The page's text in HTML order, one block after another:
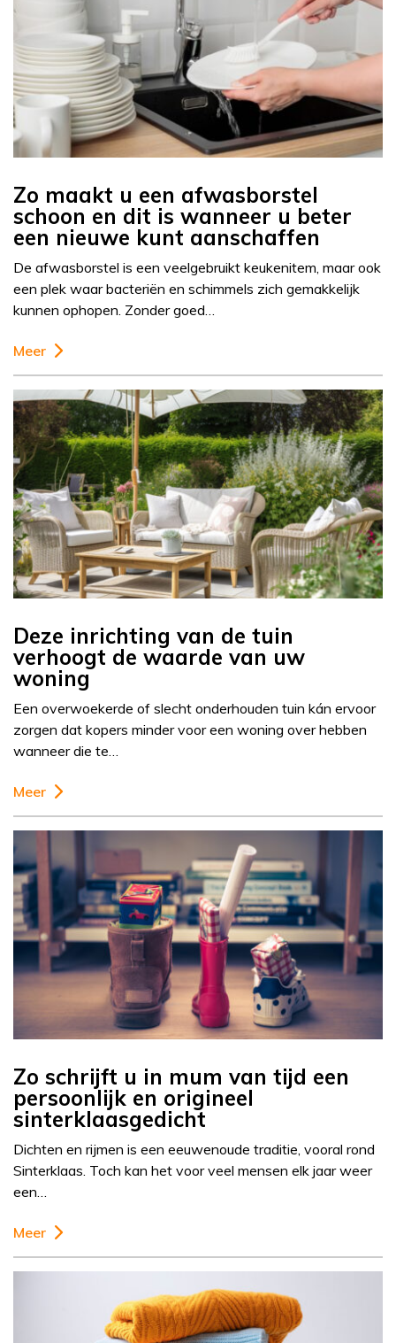
Zo maakt u een afwasborstel
schoon en dit is wanneer u beter
een nieuwe kunt aanschaffen
De afwasborstel is een veelgebruikt keukenitem, maar ook
een plek waar bacteriën en schimmels zich gemakkelijk
kunnen ophopen. Zonder goed…
Meer
Deze inrichting van de tuin
verhoogt de waarde van uw
woning
Een overwoekerde of slecht onderhouden tuin kán ervoor
zorgen dat kopers minder voor een woning over hebben
wanneer die te…
Meer
Zo schrijft u in mum van tijd een
persoonlijk en origineel
sinterklaasgedicht
Dichten en rijmen is een eeuwenoude traditie, vooral rond
Sinterklaas. Toch kan het voor veel mensen elk jaar weer
een…
Meer